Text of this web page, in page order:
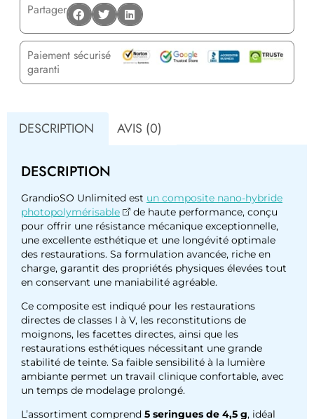
Partager
Paiement sécurisé
garanti
DESCRIPTION AVIS (0)
DESCRIPTION
GrandioSO Unlimited est un composite nano-hybride
photopolymérisable
de haute performance, conçu
pour offrir une résistance mécanique exceptionnelle,
une excellente esthétique et une longévité optimale
des restaurations. Sa formulation avancée, riche en
charge, garantit des propriétés physiques élevées tout
en conservant une maniabilité agréable.
Ce composite est indiqué pour les restaurations
directes de classes I à V, les reconstitutions de
moignons, les facettes directes, ainsi que les
restaurations esthétiques nécessitant une grande
stabilité de teinte. Sa faible sensibilité à la lumière
ambiante permet un travail clinique confortable, avec
un temps de modelage prolongé.
L’assortiment comprend 5 seringues de 4,5 g, idéal